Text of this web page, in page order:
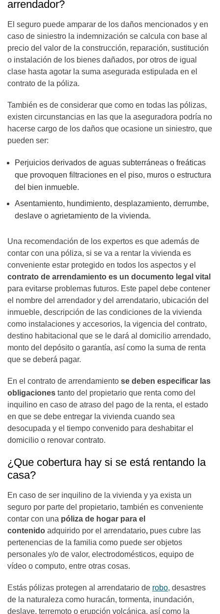
arrendador?
El seguro puede amparar de los daños mencionados y en
caso de siniestro la indemnización se calcula con base al
precio del valor de la construcción, reparación, sustitución
o instalación de los bienes dañados, por otros de igual
clase hasta agotar la suma asegurada estipulada en el
contrato de la póliza.
También es de considerar que como en todas las pólizas,
existen circunstancias en las que la aseguradora podría no
hacerse cargo de los daños que ocasione un siniestro, que
pueden ser:
Perjuicios derivados de aguas subterráneas o freáticas
que provoquen filtraciones en el piso, muros o estructura
del bien inmueble.
Asentamiento, hundimiento, desplazamiento, derrumbe,
deslave o agrietamiento de la vivienda.
Una recomendación de los expertos es que además de
contar con una póliza, si se va a rentar la vivienda es
conveniente estar protegido en todos los aspectos y el
contrato de arrendamiento es un documento legal vital
para evitarse problemas futuros. Este papel debe contener
el nombre del arrendador y del arrendatario, ubicación del
inmueble, descripción de las condiciones de la vivienda
como instalaciones y accesorios, la vigencia del contrato,
destino habitacional que se le dará al domicilio arrendado,
monto del depósito o garantía, así como la suma de renta
que se deberá pagar.
En el contrato de arrendamiento se deben especificar las
obligaciones tanto del propietario que renta como del
inquilino en caso de atraso del pago de la renta, el estado
en que se debe entregar la vivienda cuando sea
desocupada y el tiempo convenido para deshabitar el
domicilio o renovar contrato.
¿Que cobertura hay si se está rentando la
casa?
En caso de ser inquilino de la vivienda y ya exista un
seguro por parte del propietario, también es conveniente
contar con una póliza de hogar para el
contenido adquirido por el arrendatario, pues cubre las
pertenencias de la familia como puede ser objetos
personales y/o de valor, electrodomésticos, equipo de
vídeo o computo, entre otras cosas.
Estás pólizas protegen al arrendatario de robo, desastres
de la naturaleza como huracán, tormenta, inundación,
deslave, terremoto o erupción volcánica, así como la